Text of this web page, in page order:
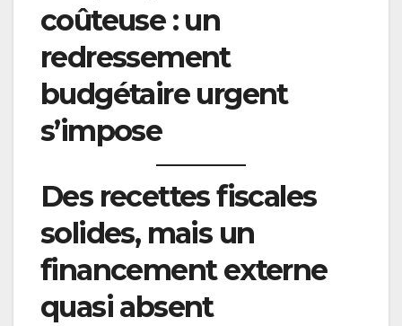
coûteuse : un
redressement
budgétaire urgent
s’impose
Des recettes fiscales
solides, mais un
financement externe
quasi absent